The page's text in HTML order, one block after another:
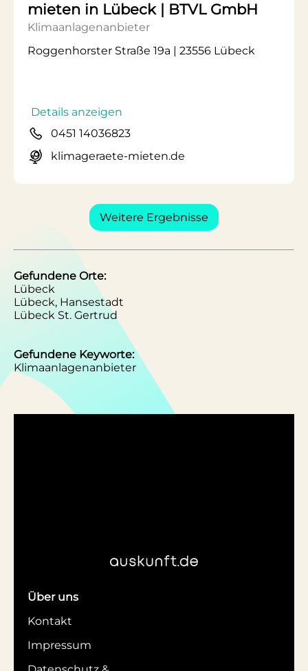
mieten in Lübeck | BTVL GmbH
Klimaanlagenanbieter
Roggenhorster Straße 19a | 23556 Lübeck
Details anzeigen
0451 14036823
klimageraete-mieten.de
Weitere Ergebnisse
Gefundene Orte:
Lübeck
Lübeck, Hansestadt
Lübeck St. Gertrud
Gefundene Keyworte:
Klimaanlagenanbieter
Über uns
Kontakt
Impressum